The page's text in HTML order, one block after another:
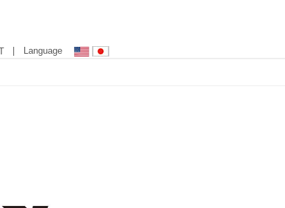
| Language